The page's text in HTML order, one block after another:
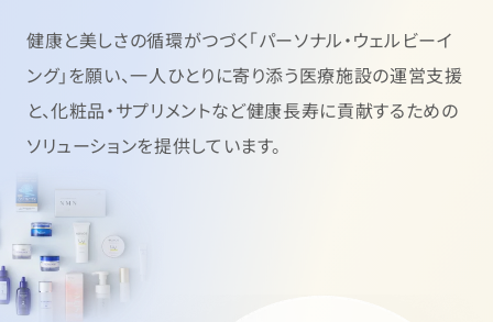
健康と美しさの循環がつづく「パーソナル・ウェルビーイ
ング」を願い、一人ひとりに寄り添う医療施設の運営支援
と、化粧品・サプリメントなど健康長寿に貢献するための
ソリューションを提供しています。